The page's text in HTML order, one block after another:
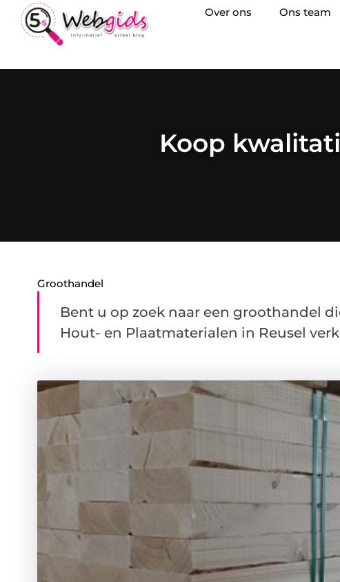
Over ons Ons team
Koop
Groothandel
Bent u op zoek naar een groothandel
Hout- en Plaatmaterialen in Reusel